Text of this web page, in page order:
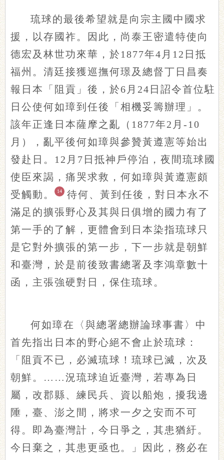
琉球的最後希望就是向宗主國中國求
援，以存國祚。因此，尚泰王密遣特使向
德宏及林世功來華，於1877年4月12日抵
福州。清廷接獲巡撫何璟及總督丁日昌奏
報日本「阻貢」後，於6月24日詔令首位駐
日公使何如璋到任後「相機妥籌辦理」。
該年正逢日本薩摩之亂（1877年2月-10
月），亂平後何如璋與參贊黃遵憲等始出
發赴日。12月7日抵神戶停泊，夜間琉球國
使臣來謁，痛哭求救，何如璋與黃遵憲頗
受觸動。
14
待何、黃到任後，對日本永不
滿足的擴張野心及其與日俱增的國力有了
第一手的了解，更體會到日本染指琉球只
是它對外擴張的第一步，下一步就是朝鮮
和臺灣，於是前後致書總署及李鴻章數十
函，主張強硬對日，保住琉球。
何如璋在〈與總署總辦論球事書〉中
首先指出日本的野心絕不會止於琉球：
「阻貢不已，必滅琉球！琉球已滅，次及
朝鮮。……況琉球迫近臺灣，若專為日
屬，改郡縣、練民兵、資以船炮，擾我邊
陲，臺、澎之間，將求一夕之安而不可
得。即為臺灣計，今日爭之，其患猶紆。
今日棄之，其患更亟也。」因此，務必在